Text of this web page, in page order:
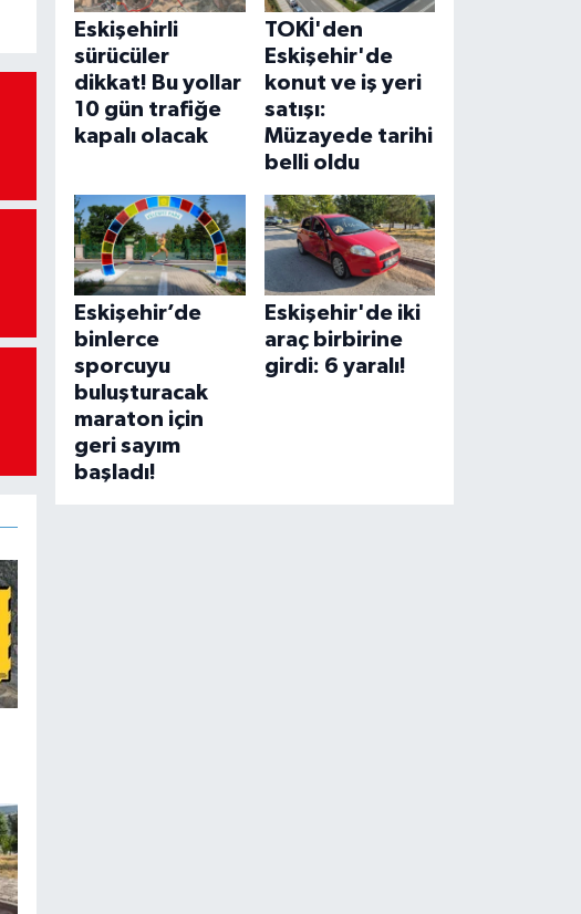
Eskişehirli
sürücüler
dikkat! Bu yollar
10 gün trafiğe
kapalı olacak
TOKİ'den
Eskişehir'de
konut ve iş yeri
satışı:
Müzayede tarihi
belli oldu
Eskişehir’de
binlerce
sporcuyu
buluşturacak
maraton için
geri sayım
başladı!
Eskişehir'de iki
araç birbirine
girdi: 6 yaralı!